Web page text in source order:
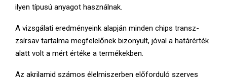
ilyen típusú anyagot használnak.
A vizsgálati eredményeink alapján minden chips transz-
zsírsav tartalma megfelelőnek bizonyult, jóval a határérték
alatt volt a mért értéke a termékekben.
Az akrilamid számos élelmiszerben előforduló szerves